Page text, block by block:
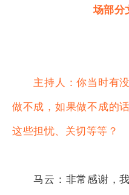
场部分
主持人：你当时有没
做不成，如果做不成的
这些担忧、关切等等？
马云：非常感谢，我